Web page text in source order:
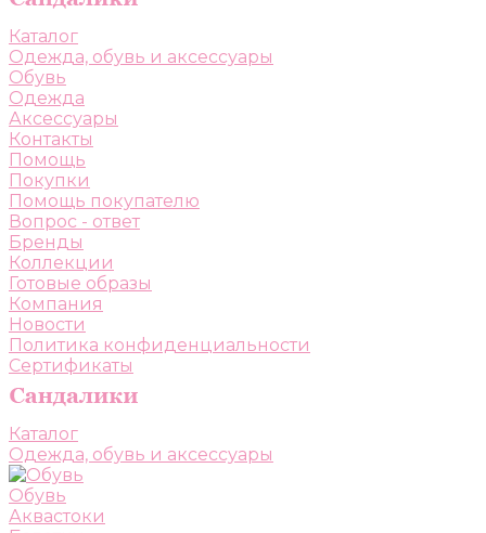
Каталог
Одежда, обувь и аксессуары
Обувь
Одежда
Аксессуары
Контакты
Помощь
Покупки
Помощь покупателю
Вопрос - ответ
Бренды
Коллекции
Готовые образы
Компания
Новости
Политика конфиденциальности
Сертификаты
Каталог
Одежда, обувь и аксессуары
Обувь
Аквастоки